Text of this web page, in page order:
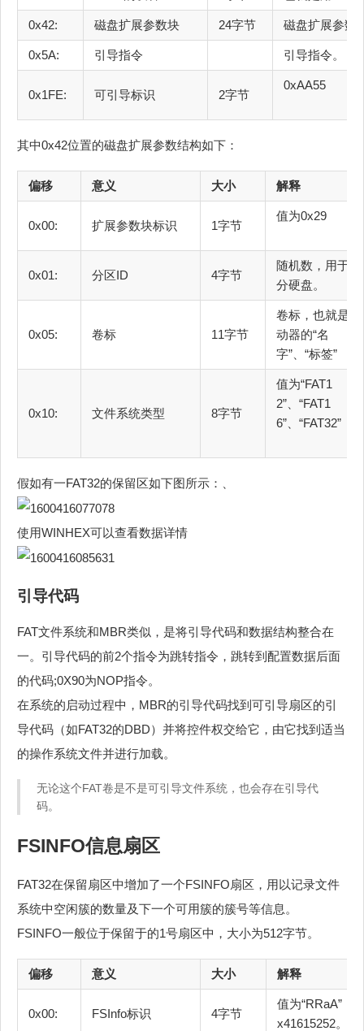
0x42: 磁盘扩展参数块 24字节 磁盘
0x5A: 引导指令 引
0x1FE: 可引导标识 2字节
其中0x42位置的磁盘扩展参数结构如下：
偏移 意义 大小 解释
0x00: 扩展参数块标识 1字节
值为0x29
0x01: 分区ID 4字节
随机数，用于区
分硬盘。
0x05: 卷标 11字节
卷标，也就是驱
动器的“名
字”、“标签”
0x10: 文件系统类型 8字节
值为“FAT1
2”、“FAT1
6”、“FAT32”
假如有一FAT32的保留区如下图所示：、
使用WINHEX可以查看数据详情
引导代码
FAT文件系统和MBR类似，是将引导代码和数据结构整合在
一。引导代码的前2个指令为跳转指令，跳转到配置数据后面
的代码;0X90为NOP指令。
在系统的启动过程中，MBR的引导代码找到可引导扇区的引
导代码（如FAT32的DBD）并将控件权交给它，由它找到适当
的操作系统文件并进行加载。
无论这个FAT卷是不是可引导文件系统，也会存在引导代
码。
FSINFO信息扇区
FAT32在保留扇区中增加了一个FSINFO扇区，用以记录文件
系统中空闲簇的数量及下一个可用簇的簇号等信息。
FSINFO一般位于保留于的1号扇区中，大小为512字节。
偏移 意义 大小 解释
0x00: FSInfo标识 4字节
值为“RRaA”，0
x41615252。